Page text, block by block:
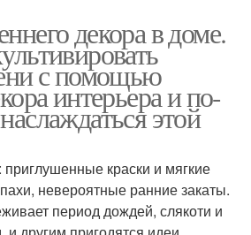
декора в доме.
с помощью
интерьера и по-
этой
краски и мягкие
невероятные ранние закаты.
период дождей, слякоти и